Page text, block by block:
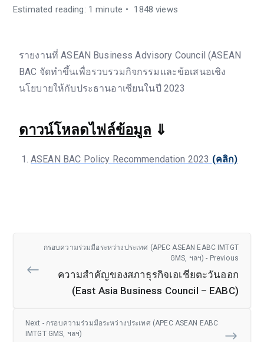
Estimated reading: 1 minute 1848 views
รายงานที่ ASEAN Business Advisory Council (ASEAN
BAC จัดทำขึ้นเพื่อรวบรวมกิจกรรมและข้อเสนอเชิง
นโยบายให้กับประธานอาเซียนในปี 2023
ดาวน์โหลดไฟล์ข้อมูล ⇓
ASEAN BAC Policy Recommendation 2023 (คลิก)
กรอบความร่วมมือระหว่างประเทศ (APEC ASEAN EABC IMTGT
GMS, ฯลฯ) - Previous
ความสำคัญของสภาธุรกิจเอเชียตะวันออก
(East Asia Business Council – EABC)
Next - กรอบความร่วมมือระหว่างประเทศ (APEC ASEAN EABC
IMTGT GMS, ฯลฯ)